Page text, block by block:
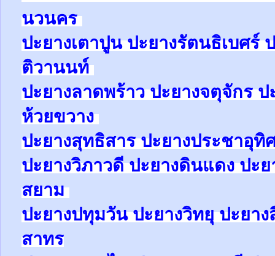
นวนคร
ปะยางเตาปูนปะยางรัตนธิเบศร์
ติวานนท์
ปะยางลาดพร้าวปะยางจตุจักรป
ห้วยขวาง
ปะยางสุทธิสารปะยางประชาอุทิ
ปะยางวิภาวดีปะยางดินแดงปะย
สยาม
ปะยางปทุมวันปะยางวิทยุปะยาง
สาทร